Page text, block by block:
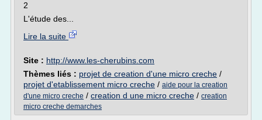
2
L'étude des...
Lire la suite
Site : http://www.les-cherubins.com
Thèmes liés : projet de creation d'une micro creche /
projet d'etablissement micro creche / aide pour la creation
d'une micro creche / creation d une micro creche / creation
micro creche demarches